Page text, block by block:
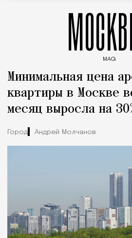
MAG
Минимальная цена
квартиры в Москве
месяц выросла на
Город Андрей Молчанов